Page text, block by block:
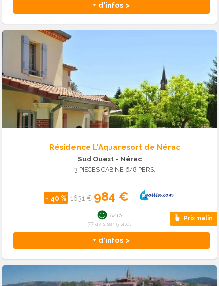
+ d'infos >
Résidence L'Aquaresort de Nérac
Sud Ouest - Nérac
3 PIECES CABINE 6/8 PERS.
- 40 % 1631 € 984 €
Prix malin
+ d'infos >
8/10
77 avis sur 5 sites